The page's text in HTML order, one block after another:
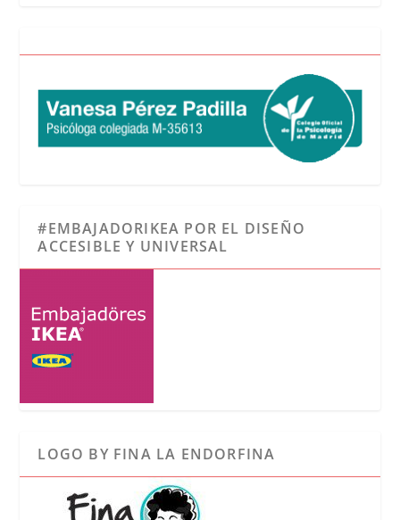
#EMBAJADORIKEA POR EL DISEÑO
ACCESIBLE Y UNIVERSAL
LOGO BY FINA LA ENDORFINA